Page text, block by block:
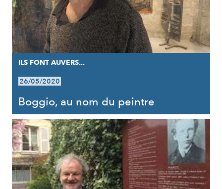
ILS FONT AUVERS...
26/05/2020
Boggio, au nom du peintre